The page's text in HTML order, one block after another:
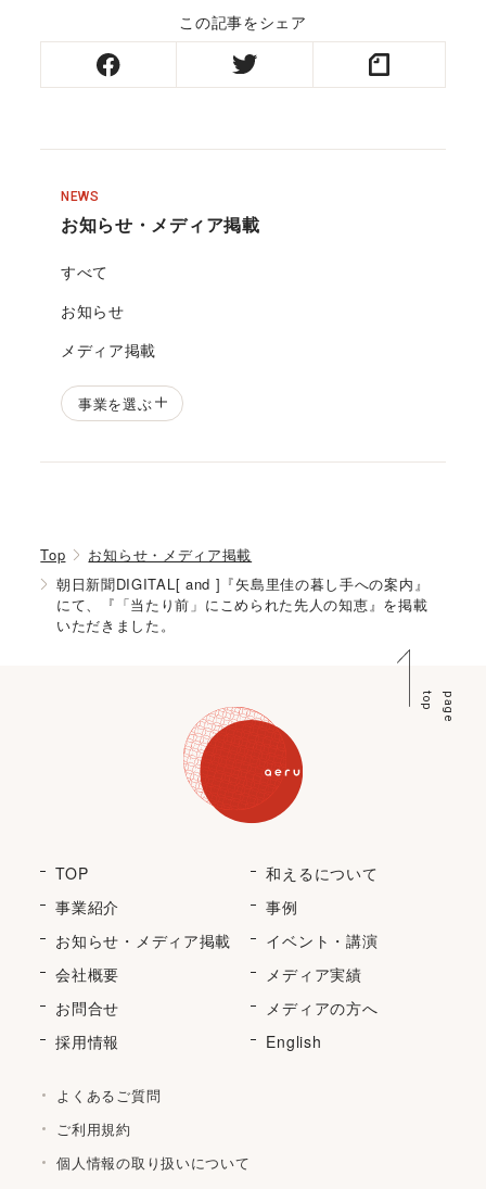
この記事をシェア
NEWS
お知らせ・メディア掲載
すべて
お知らせ
メディア掲載
事業を選ぶ
Top
お知らせ・メディア掲載
朝日新聞DIGITAL[ and ]『矢島里佳の暮し手への案内』
にて、『「当たり前」にこめられた先人の知恵』を掲載
いただきました。
p
a
g
e
t
o
p
TOP
和えるについて
事業紹介
事例
お知らせ・メディア掲載
イベント・講演
会社概要
メディア実績
お問合せ
メディアの方へ
採用情報
English
よくあるご質問
ご利用規約
個人情報の取り扱いについて